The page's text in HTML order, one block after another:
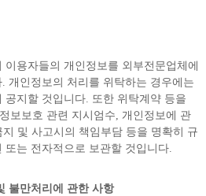
용자들의 개인정보를 외부전문업체에
개인정보의 처리를 위탁하는 경우에는
공지할 것입니다. 또한 위탁계약 등을
보보호 관련 지시엄수, 개인정보에 관
및 사고시의 책임부담 등을 명확히 규
또는 전자적으로 보관할 것입니다.
불만처리에 관한 사항